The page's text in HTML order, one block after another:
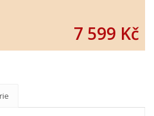
7 599 Kč